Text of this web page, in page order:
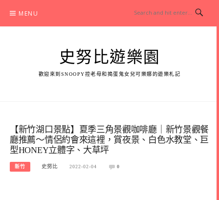
content
MENU
史努比遊樂園
歡迎來到SNOOPY控老母和搗蛋鬼女兒可樂娜的遊樂札記
【新竹湖口景點】夏季三角景觀咖啡廳｜新竹景觀餐
廳推薦～情侶約會來這裡，賞夜景、白色水教堂、巨
型HONEY立體字、大草坪
新竹 史努比 2022-02-04 0